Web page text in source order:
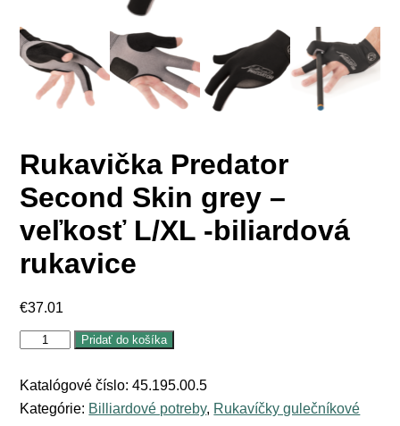
Rukavička Predator
Second Skin grey –
veľkosť L/XL -biliardová
rukavice
€37.01
množstvo
Rukavička
Second
Skin
grey
Pridať do košíka
Katalógové číslo:45.195.00.5
Kategórie: Billiardové potreby, Rukavíčky gulečníkové